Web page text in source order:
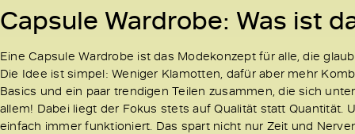
Capsule Wardrobe: Was ist
Eine Capsule Wardrobe ist das Modekonzept für alle, die
Die Idee ist simpel: Weniger Klamotten, dafür aber mehr
Basics und ein paar trendigen Teilen zusammen, die sich
allem! Dabei liegt der Fokus stets auf Qualität statt
einfach immer funktioniert. Das spart nicht nur Zeit und